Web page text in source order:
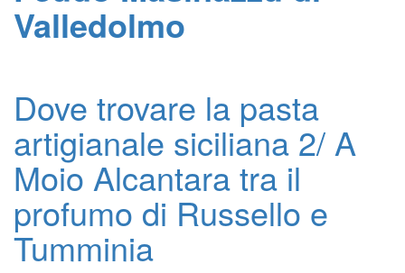
Valledolmo
Dove trovare la pasta
artigianale siciliana 2/ A
Moio Alcantara tra il
profumo di Russello e
Tumminia